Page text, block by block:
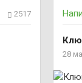
2517
28